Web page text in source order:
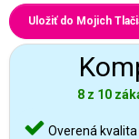
Uložiť do Mojich
8 z 10
Overená kvalita